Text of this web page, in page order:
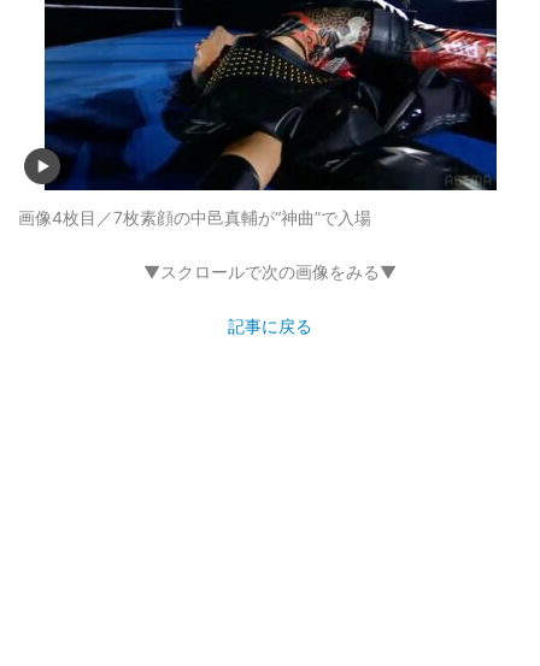
画像4枚目／7枚素顔の中邑真輔が“神曲”で入場
▼スクロールで次の画像をみる▼
記事に戻る